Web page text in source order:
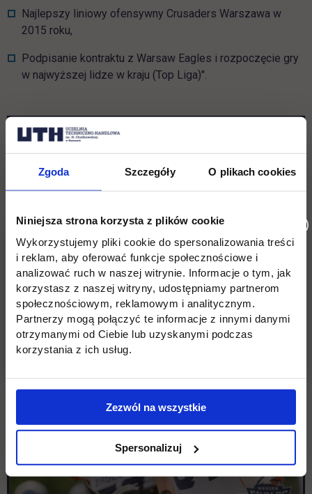
Zgoda Szczegóły O plikach cookies
Niniejsza strona korzysta z plików cookie
Wykorzystujemy pliki cookie do spersonalizowania treści
i reklam, aby oferować funkcje społecznościowe i
analizować ruch w naszej witrynie. Informacje o tym, jak
korzystasz z naszej witryny, udostępniamy partnerom
społecznościowym, reklamowym i analitycznym.
Partnerzy mogą połączyć te informacje z innymi danymi
otrzymanymi od Ciebie lub uzyskanymi podczas
korzystania z ich usług.
Zezwól na wszystkie
Spersonalizuj
Najlepszy liniowy ofensywny Crusaders Warszawa w
2015 roku,
Podpisanie kontraktu z Warsaw Eagles i rozpoczęcie gry
w najwyższej lidze w kraju (Top Liga)".
Pomiń galerię